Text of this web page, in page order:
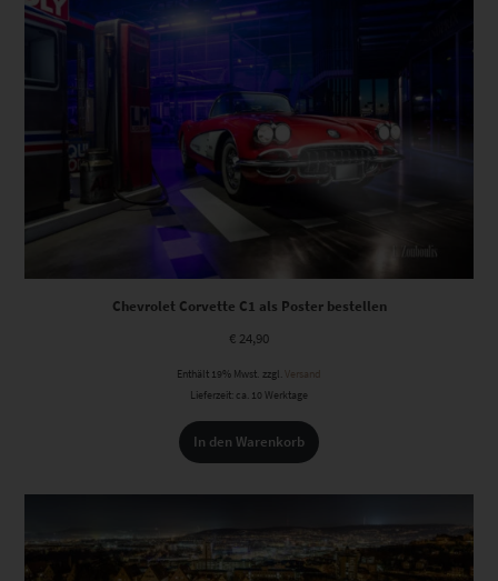
Chevrolet Corvette C1 als Poster bestellen
€ 24,90
Enthält 19% Mwst. zzgl. Versand
Lieferzeit: ca. 10 Werktage
In den Warenkorb